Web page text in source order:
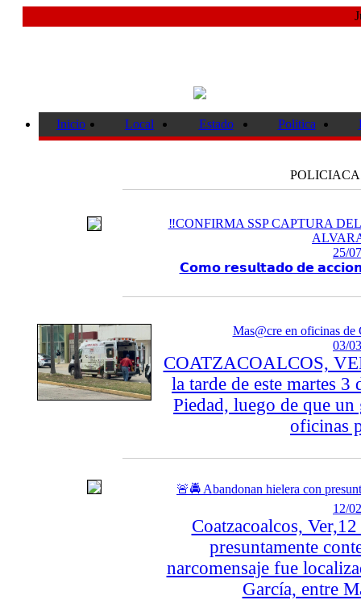
Inicio Local Estado Politica
POLICIACA
‼️CONFIRMA SSP CAPTURA
25/
𝗖𝗼𝗺𝗼 𝗿𝗲𝘀𝘂𝗹𝘁𝗮𝗱𝗼 𝗱𝗲
Mas@cre en oficinas de
03/
COATZACOALCOS,
la tarde de este martes
Piedad, luego de que
oficinas
🚨🚔 Abandonan hielera con
12/
Coatzacoalcos,
presuntamente
narcomensaje fue
García, entre